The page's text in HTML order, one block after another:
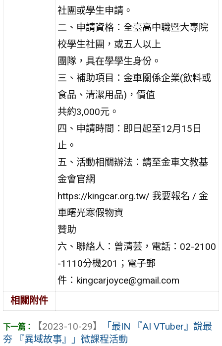
社團或學生申請。
二、申請資格：全臺高中職暨大專院
校學生社團，或五人以上
團隊，具在學學生身份。
三、補助項目：金車關係企業(飲料或
食品、清潔用品)，價值
共約3,000元。
四、申請時間：即日起至12月15日
止。
五、活動相關辦法：請至金車文教基
金會官網
https://kingcar.org.tw/ 我要報名 / 金
車曙光寒假物資
贊助
六、聯絡人：曾清芸，電話：02-2100
-1110分機201；電子郵
件：kingcarjoyce@gmail.com
相關附件
【2023-10-29】
「最IN 『AI VTuber』說最
夯 『異域故事』」微課程活動